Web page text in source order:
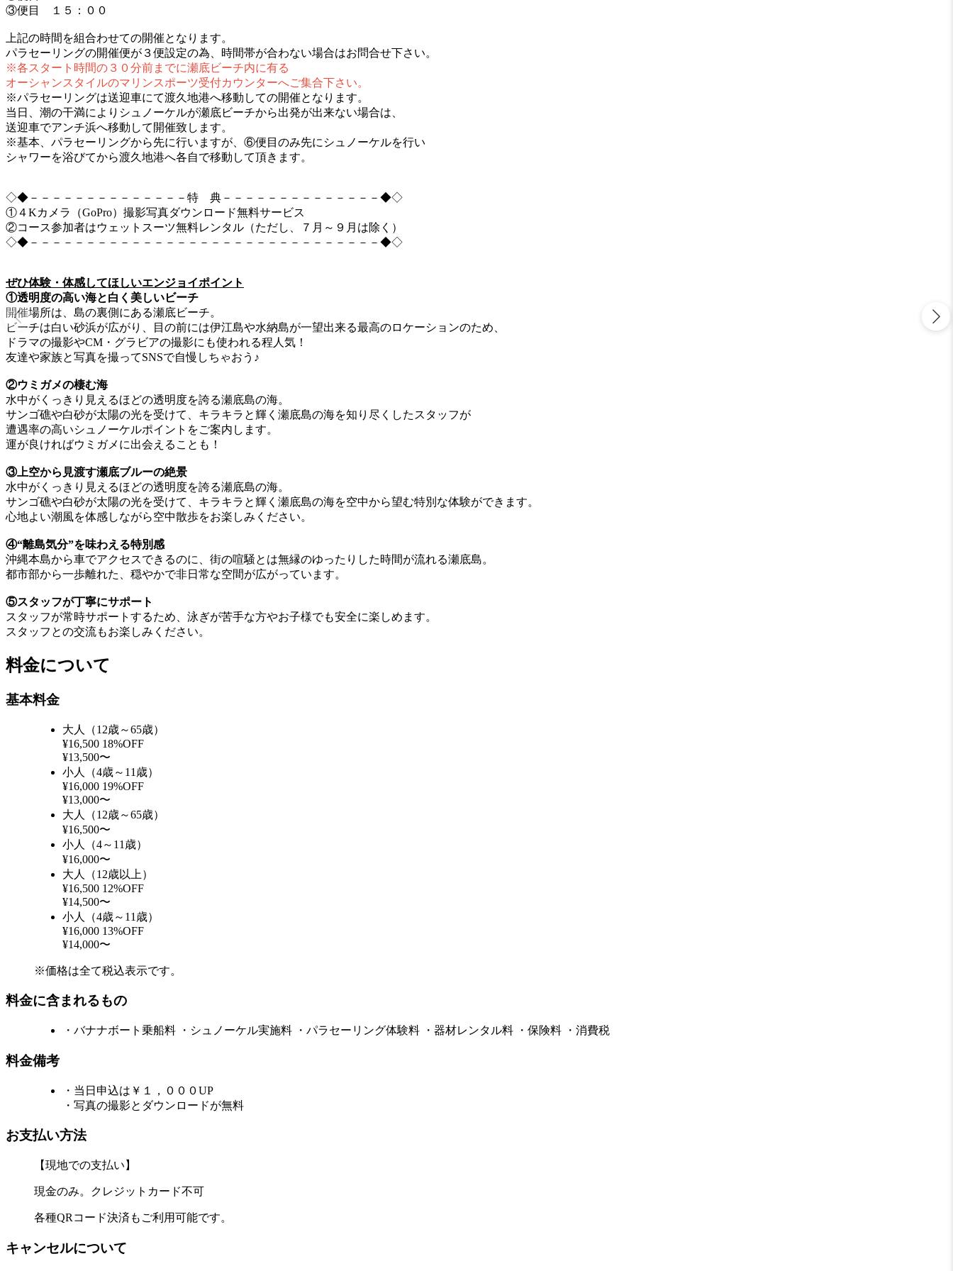
③便目 １５：００
上記の時間を組合わせての開催となります。
パラセーリングの開催便が３便設定の為、時間帯が合わない場合はお問合せ下さい。
※各スタート時間の３０分前までに瀬底ビーチ内に有る
オーシャンスタイルのマリンスポーツ受付カウンターへご集合下さい。
※パラセーリングは送迎車にて渡久地港へ移動しての開催となります。
当日、潮の干満によりシュノーケルが瀬底ビーチから出発が出来ない場合は、
送迎車でアンチ浜へ移動して開催致します。
※基本、パラセーリングから先に行いますが、⑥便目のみ先にシュノーケルを行い
シャワーを浴びてから渡久地港へ各自で移動して頂きます。
◇◆－－－－－－－－－－－－－－特 典－－－－－－－－－－－－－－◆◇
①４Kカメラ（GoPro）撮影写真ダウンロード無料サービス
②コース参加者はウェットスーツ無料レンタル（ただし、７月～９月は除く）
◇◆－－－－－－－－－－－－－－－－－－－－－－－－－－－－－－－◆◇
ぜひ体験・体感してほしいエンジョイポイント
①透明度の高い海と白く美しいビーチ
開催場所は、島の裏側にある瀬底ビーチ。
ビーチは白い砂浜が広がり、目の前には伊江島や水納島が一望出来る最高のロケーションのため、
ドラマの撮影やCM・グラビアの撮影にも使われる程人気！
友達や家族と写真を撮ってSNSで自慢しちゃおう♪
②ウミガメの棲む海
水中がくっきり見えるほどの透明度を誇る瀬底島の海。
サンゴ礁や白砂が太陽の光を受けて、キラキラと輝く瀬底島の海を知り尽くしたスタッフが
遭遇率の高いシュノーケルポイントをご案内します。
運が良ければウミガメに出会えることも！
③上空から見渡す瀬底ブルーの絶景
水中がくっきり見えるほどの透明度を誇る瀬底島の海。
サンゴ礁や白砂が太陽の光を受けて、キラキラと輝く瀬底島の海を空中から望む特別な体験ができます。
心地よい潮風を体感しながら空中散歩をお楽しみください。
④“離島気分”を味わえる特別感
沖縄本島から車でアクセスできるのに、街の喧騒とは無縁のゆったりした時間が流れる瀬底島。
都市部から一歩離れた、穏やかで非日常な空間が広がっています。
⑤スタッフが丁寧にサポート
スタッフが常時サポートするため、泳ぎが苦手な方やお子様でも安全に楽しめます。
スタッフとの交流もお楽しみください。
料金について
基本料金
大人（12歳～65歳）
¥16,500 18%OFF
¥13,500〜
小人（4歳～11歳）
¥16,000 19%OFF
¥13,000〜
大人（12歳～65歳）
¥16,500〜
小人（4～11歳）
¥16,000〜
大人（12歳以上）
¥16,500 12%OFF
¥14,500〜
小人（4歳～11歳）
¥16,000 13%OFF
¥14,000〜
※価格は全て税込表示です。
料金に含まれるもの
・バナナボート乗船料 ・シュノーケル実施料 ・パラセーリング体験料 ・器材レンタル料 ・保険料 ・消費税
料金備考
・当日申込は￥１，０００UP
・写真の撮影とダウンロードが無料
お支払い方法
【現地での支払い】
現金のみ。クレジットカード不可
各種QRコード決済もご利用可能です。
キャンセルについて